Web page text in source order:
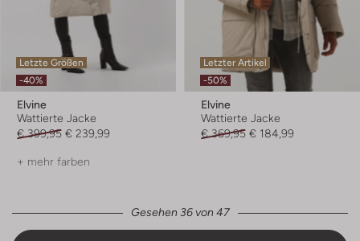
Letzte Größen
-40%
Elvine
Wattierte Jacke
€ 399,95 € 239,99
+ mehr farben
Letzter Artikel
-50%
Elvine
Wattierte Jacke
€ 369,95 € 184,99
Gesehen 36 von 47